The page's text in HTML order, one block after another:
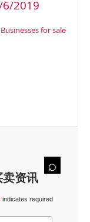
2019
Businesses for sale
资讯
indicates required